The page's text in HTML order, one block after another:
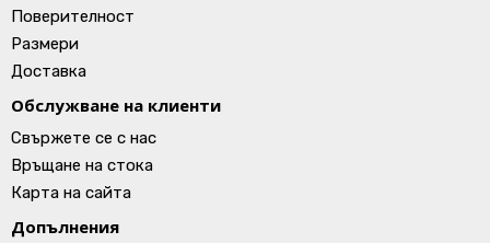
Поверителност
Размери
Доставка
Обслужване на клиенти
Свържете се с нас
Връщане на стока
Карта на сайта
Допълнения